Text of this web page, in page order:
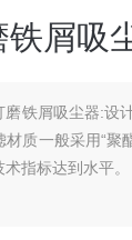
铁屑吸
磨铁屑吸尘器:设
质一般采用“聚
指标达到水平。